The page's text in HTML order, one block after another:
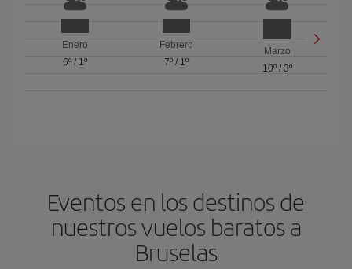
Enero
6º/ 1º
Febrero
7º/ 1º
Marzo
10º/ 3º
Eventos en los destinos de
nuestros vuelos baratos a
Bruselas